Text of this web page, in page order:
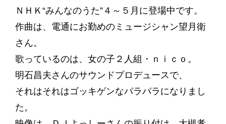
ＮＨＫ“みんなのうた”４～５月に登場中です。
作曲は、電通にお勤めのミュージシャン望月衛
さん。
歌っているのは、女の子２人組・ｎｉｃｏ。
明石昌夫さんのサウンドプロデュースで、
それはそれはゴッキゲンなパラパラになりまし
た。